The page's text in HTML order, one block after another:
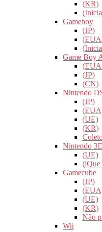
(KR)
Gameboy
(JP)
Game Boy
(JP)
(CN)
Nintendo
(JP)
(UE)
(KR)
Nintendo
(UE)
Gamecube
(JP)
(UE)
(KR)
Não
Wii